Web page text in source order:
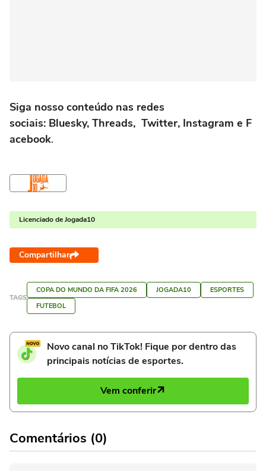
Siga nosso conteúdo nas redes
sociais: Bluesky, Threads, Twitter, Instagram e F
acebook.
Licenciado de Jogada10
Compartilhar
TAGS
COPA DO MUNDO DA FIFA 2026 JOGADA10
ESPORTES
FUTEBOL
Novo canal no TikTok! Fique por dentro das
principais notícias de esportes.
Vem conferir
Comentários (0)